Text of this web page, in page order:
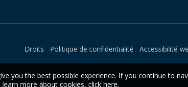
Droits Politique de confidentialité Accessibilité
you the best possible experience. If you continue to
more about cookies, click here.